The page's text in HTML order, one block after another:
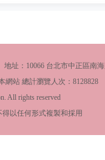
址：10066 台北市中正區南
網站 總計瀏覽人次： 8128828
All rights reserved
以任何形式複製和採用